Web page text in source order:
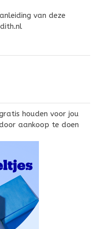
van deze
houden voor jou
aankoop te doen